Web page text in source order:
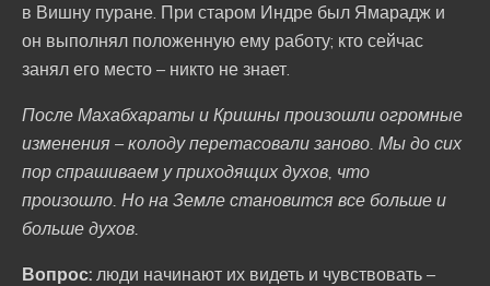
в Вишну пуране. При старом Индре был Ямарадж и
он выполнял положенную ему работу; кто сейчас
занял его место – никто не знает.
После Махабхараты и Кришны произошли огромные
изменения – колоду перетасовали заново. Мы до сих
пор спрашиваем у приходящих духов, что
произошло. Но на Земле становится все больше и
больше духов.
Вопрос: люди начинают их видеть и чувствовать –